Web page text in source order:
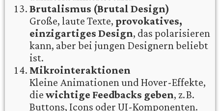
Brutalismus (Brutal Design)
Große, laute Texte, provokatives,
einzigartiges Design, das polarisieren
kann, aber bei jungen Designern beliebt
ist.
Mikrointeraktionen
Kleine Animationen und Hover-Effekte,
die wichtige Feedbacks geben, z. B.
Buttons, Icons oder UI-Komponenten.